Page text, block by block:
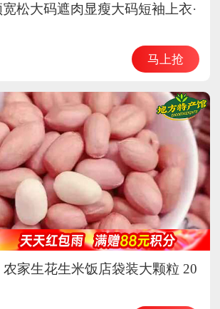
松大码遮肉显瘦大码短袖上衣·
马上抢
家生花生米饭店袋装大颗粒 20